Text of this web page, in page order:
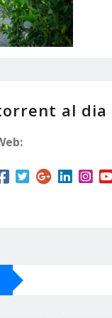
al dia